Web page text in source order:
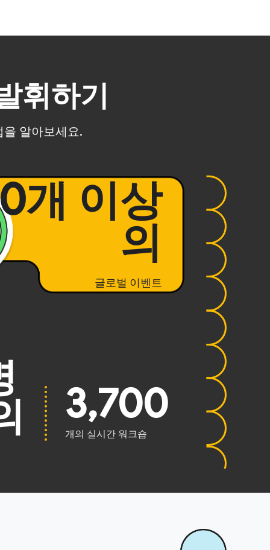
휘하기
알아보세요.
개 이상
의
글로벌 이벤트
3,700
개의 실시간 워크숍